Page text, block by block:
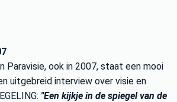
Paravisie, ook in 2007, staat een mooi
uitgebreid interview over visie en
"Een kijkje in de spiegel van de